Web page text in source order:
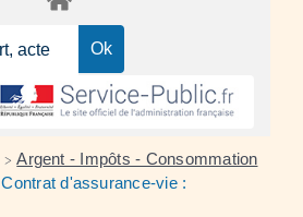
> Argent - Impôts - Consommation
Contrat d'assurance-vie :